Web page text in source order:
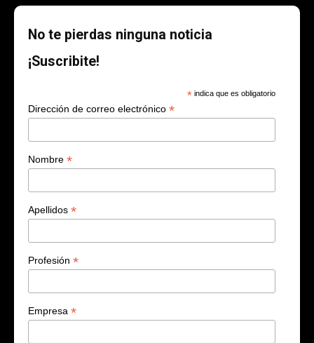
No te pierdas ninguna noticia
¡Suscribite!
* indica que es obligatorio
Dirección de correo electrónico *
Nombre *
Apellidos *
Profesión *
Empresa *